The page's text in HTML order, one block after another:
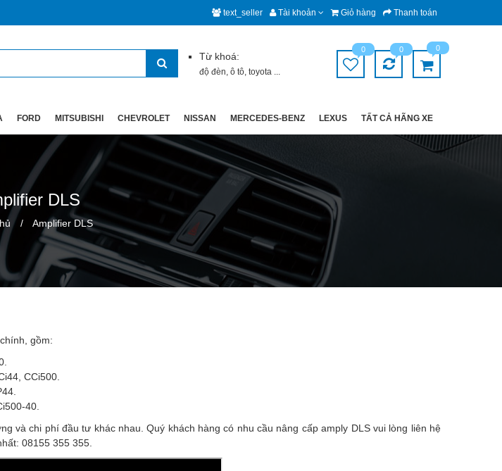
text_seller Tài khoản Giỏ hàng Thanh toán
Từ khoá:
độ đèn, ô tô, toyota ...
0 0 0
FORD MITSUBISHI CHEVROLET NISSAN MERCEDES-BENZ LEXUS TẤT CẢ HÃNG XE
DLS
Amplifier DLS
gồm:
CCi500.
40.
và chi phí đầu tư khác nhau. Quý khách hàng có nhu cầu nâng cấp amply DLS vui lòng liên hệ
08155 355 355.